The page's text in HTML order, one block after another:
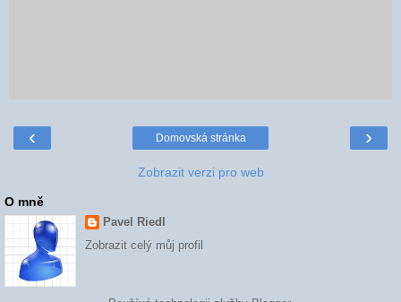
‹ ›
Domovská stránka
Zobrazit verzi pro web
O mně
Pavel Riedl
Zobrazit celý můj profil